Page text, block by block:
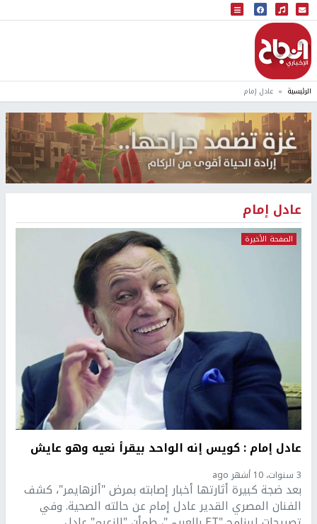
البث المباشر
إذاعة النجاح
الرئيسية عادل إمام
عادل إمام
الصفحة الأخيرة
عادل إمام : كويس إنه الواحد بيقرأ نعيه وهو عايش
3 سنوات، 10 أشهر ago
بعد ضجة كبيرة أثارتها أخبار إصابته بمرض "ألزهايمر"، كشف
الفنان المصري القدير عادل إمام عن حالته الصحية. وفي